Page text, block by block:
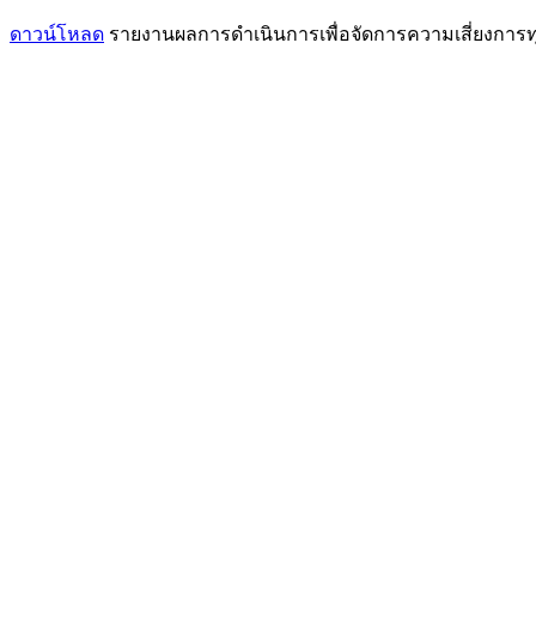
ดาวน์โหลด รายงานผลการดำเนินการเพื่อจัดการความเสี่ยงกา